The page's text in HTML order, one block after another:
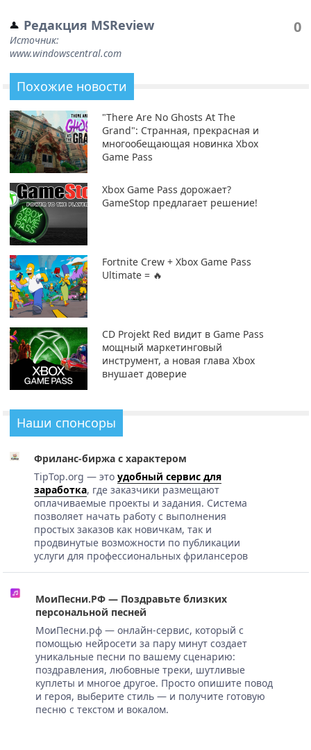
Редакция MSReview
Источник:
www.windowscentral.com
0
Похожие новости
"There Are No Ghosts At The
Grand": Странная, прекрасная и
многообещающая новинка Xbox
Game Pass
Xbox Game Pass дорожает?
GameStop предлагает решение!
Fortnite Crew + Xbox Game Pass
Ultimate = 🔥
CD Projekt Red видит в Game Pass
мощный маркетинговый
инструмент, а новая глава Xbox
внушает доверие
Наши спонсоры
Фриланс-биржа с характером
TipTop.org — это удобный сервис для
заработка, где заказчики размещают
оплачиваемые проекты и задания. Система
позволяет начать работу с выполнения
простых заказов как новичкам, так и
продвинутые возможности по публикации
услуги для профессиональных фрилансеров
МоиПесни.РФ — Поздравьте близких
персональной песней
МоиПесни.рф — онлайн-сервис, который с
помощью нейросети за пару минут создает
уникальные песни по вашему сценарию:
поздравления, любовные треки, шутливые
куплеты и многое другое. Просто опишите повод
и героя, выберите стиль — и получите готовую
песню с текстом и вокалом.